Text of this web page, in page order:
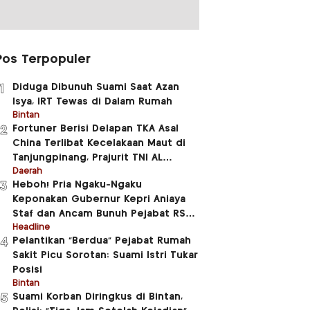
Terpopuler
Diduga Dibunuh Suami Saat Azan
Isya, IRT Tewas di Dalam Rumah
Bintan
Fortuner Berisi Delapan TKA Asal
China Terlibat Kecelakaan Maut di
Tanjungpinang, Prajurit TNI AL
Meninggal Dunia
Daerah
Heboh! Pria Ngaku-Ngaku
Keponakan Gubernur Kepri Aniaya
Staf dan Ancam Bunuh Pejabat RSUD
RAT
Headline
Pelantikan “Berdua” Pejabat Rumah
Sakit Picu Sorotan: Suami Istri Tukar
Posisi
Bintan
Suami Korban Diringkus di Bintan,